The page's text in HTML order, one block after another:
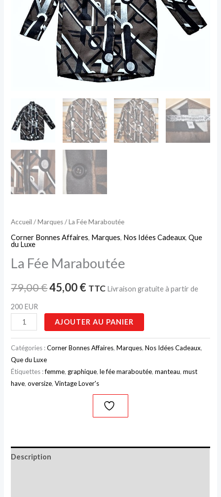
Accueil /Marques/ La Fée Maraboutée
Corner Bonnes Affaires, Marques, Nos Idées Cadeaux,Que
du Luxe
La Fée Maraboutée
79,00€45,00€ TTC Livraison gratuite à partir de
200 EUR
AJOUTER AU PANIER
Catégories :Corner Bonnes Affaires,Marques,Nos Idées Cadeaux,
Que du Luxe
Étiquettes :femme, graphique,le fée maraboutée,manteau,must
have,oversize,Vintage Lover's
Description